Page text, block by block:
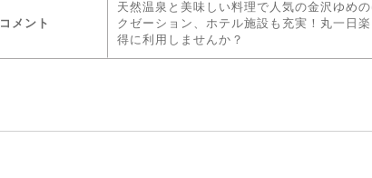
コメント
天然温泉と美味しい料理で人気の金沢ゆめ
クゼーション、ホテル施設も充実！丸一日
得に利用しませんか？